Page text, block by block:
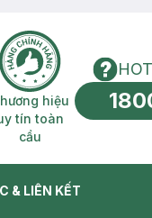
Thương hiệu uy
hiệu
tín toàn
cầu
& LIÊN KẾT